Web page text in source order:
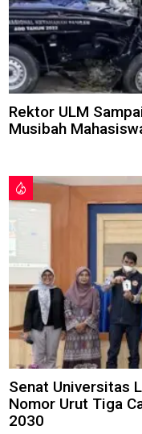
Rektor ULM
Musibah
Senat Universitas
Nomor Urut Tiga
2030